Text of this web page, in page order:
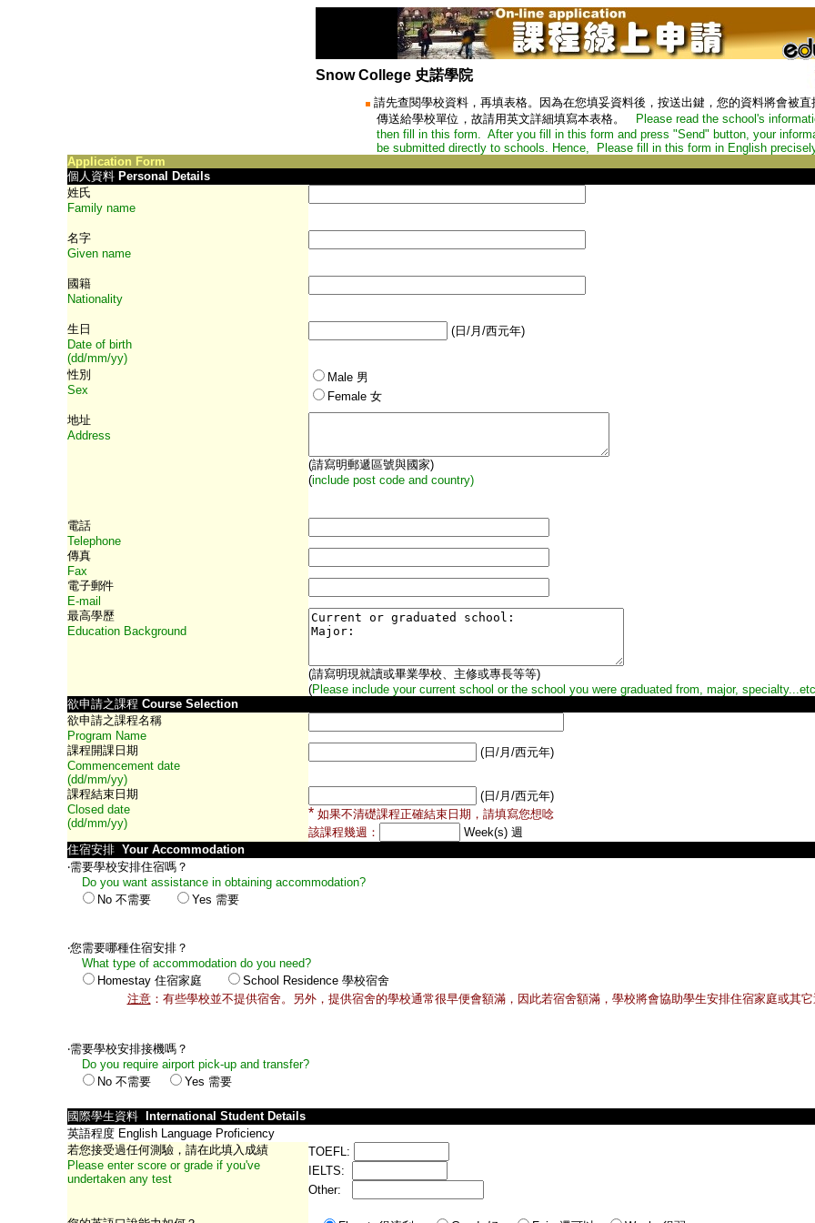
Snow College 史諾學院
請先查閱學校資料，再填表格。因為在您填妥資料後，按送出鍵，您的資料將會被直
傳送給學校單位，故請用英文詳細填寫本表格。
Please read the school's
then fill in this form. After you fill in this form and press "Send" button, your
be submitted directly to schools. Hence, Please fill in this form in English
Application Form
個人資料 Personal Details
姓氏
Family name
名字
Given name
國籍
Nationality
生日
Date of birth
(dd/mm/yy)
(日/月/西元年)
性別
Sex
Male 男
Female 女
地址
Address
(請寫明郵遞區號與國家)
(include post code and country)
電話
Telephone
傳真
Fax
電子郵件
E-mail
最高學歷
Education Background
(請寫明現就讀或畢業學校、主修或專長等等)
(Please include your current school or the school you were graduated from, major,
欲申請之課程 Course Selection
欲申請之課程名稱
Program Name
課程開課日期
Commencement date
(dd/mm/yy)
(日/月/西元年)
課程結束日期
Closed date
(dd/mm/yy)
(日/月/西元年)
* 如果不清礎課程正確結束日期，請填寫您想唸
該課程幾週：
Week(s) 週
住宿安排 Your Accommodation
‧需要學校安排住宿嗎？
Do you want assistance in obtaining accommodation?
No 不需要 Yes 需要
‧您需要哪種住宿安排？
What type of accommodation do you need?
Homestay 住宿家庭
School Residence 學校宿舍
注意：有些學校並不提供宿舍。另外，提供宿舍的學校通常很早便會額滿，因此若宿舍額滿，學校將會協助學生安排住宿家庭或其
‧需要學校安排接機嗎？
Do you require airport pick-up and transfer?
No 不需要 Yes 需要
國際學生資料
International Student Details
英語程度 English Language Proficiency
若您接受過任何測驗，請在此填入成績
Please enter score or grade if you've
undertaken any test
TOEFL:
IELTS:
Other: